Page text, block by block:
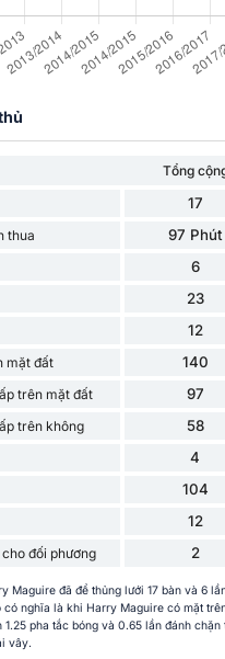
Tổng
17
thua 97 Phút
6
23
12
mặt đất 140
trên mặt đất 97
trên không 58
4
104
12
đối phương 2
Maguire đã để thủng lưới 17 bàn và 6
nghĩa là khi Harry Maguire có mặt
1.25 pha tắc bóng và 0.65 lần đánh
vây.